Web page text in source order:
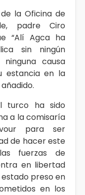
la Oficina de
padre Ciro
“Alí Agca ha
sin ningún
causa
estancia en la
turco ha sido
a la comisaría
para ser
de hacer este
fuerzas de
en libertad
estado preso en
en los